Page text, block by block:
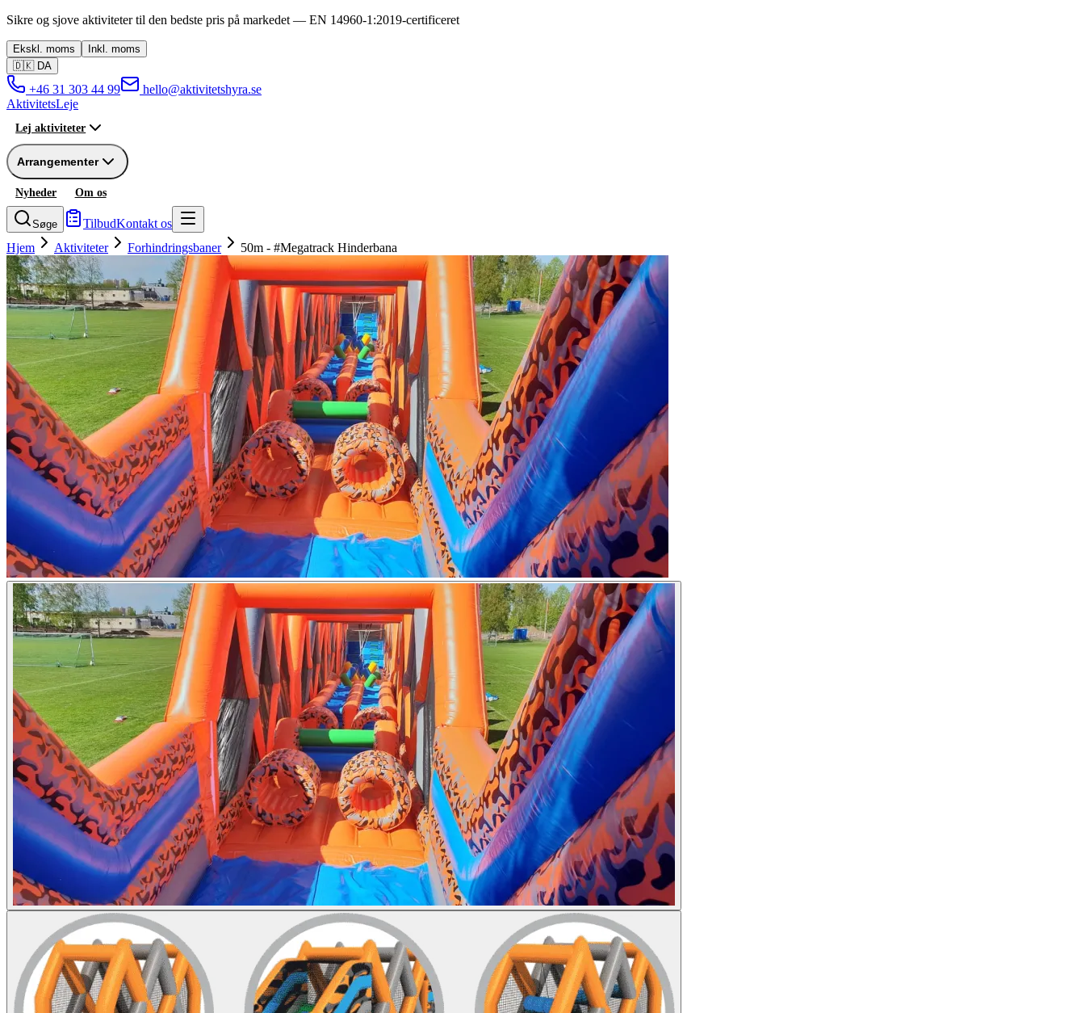
Sikre og sjove aktiviteter til den bedste pris på markedet — EN 14960-1:2019-certificeret
Ekskl. moms Inkl. moms
🇩🇰 DA
+46 31 303 44 99
hello@aktivitetshyra.se
AktivitetsLeje
Lej aktiviteter
Arrangementer
Nyheder Om os
Søge TilbudKontakt os
Hjem
Aktiviteter Forhindringsbaner 50m - #Megatrack Hinderbana